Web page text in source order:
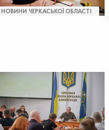
НОВИНИ ЧЕРКАСЬКОЇ ОБЛАСТІ